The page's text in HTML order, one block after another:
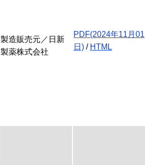
製造販売元／日新
製薬株式会社
PDF(2024年11月01
日) / HTML